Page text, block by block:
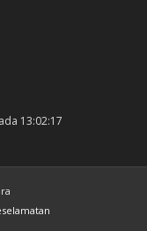
13:02:17